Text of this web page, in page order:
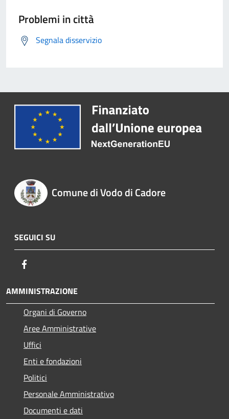
Problemi in città
Segnala disservizio
Comune di Vodo di Cadore
SEGUICI SU
AMMINISTRAZIONE
Organi di Governo
Aree Amministrative
Uffici
Enti e fondazioni
Politici
Personale Amministrativo
Documenti e dati